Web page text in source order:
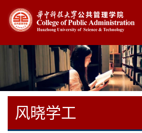
风晓学工